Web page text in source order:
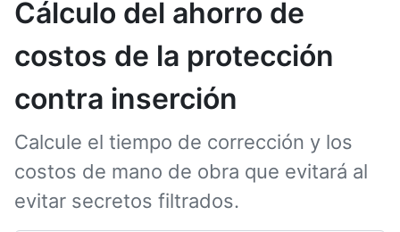
Cálculo del ahorro de
costos de la protección
contra inserción
Calcule el tiempo de corrección y los
costos de mano de obra que evitará al
evitar secretos filtrados.